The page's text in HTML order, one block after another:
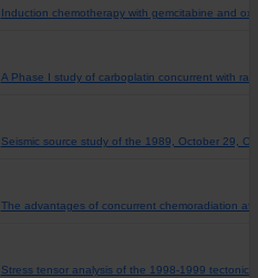
Induction chemotherapy with gemcitabine and
A Phase I study of carboplatin concurrent with
Seismic source study of the 1989, October 29,
The advantages of concurrent chemoradiation
Stress tensor analysis of the 1998-1999 tectonic